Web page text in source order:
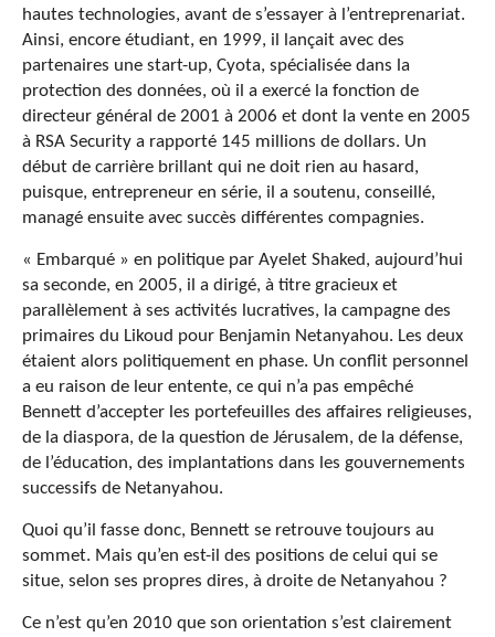
hautes technologies, avant de s’essayer à l’entreprenariat.
Ainsi, encore étudiant, en 1999, il lançait avec des
partenaires une start-up, Cyota, spécialisée dans la
protection des données, où il a exercé la fonction de
directeur général de 2001 à 2006 et dont la vente en 2005
à RSA Security a rapporté 145 millions de dollars. Un
début de carrière brillant qui ne doit rien au hasard,
puisque, entrepreneur en série, il a soutenu, conseillé,
managé ensuite avec succès différentes compagnies.
« Embarqué » en politique par Ayelet Shaked, aujourd’hui
sa seconde, en 2005, il a dirigé, à titre gracieux et
parallèlement à ses activités lucratives, la campagne des
primaires du Likoud pour Benjamin Netanyahou. Les deux
étaient alors politiquement en phase. Un conflit personnel
a eu raison de leur entente, ce qui n’a pas empêché
Bennett d’accepter les portefeuilles des affaires religieuses,
de la diaspora, de la question de Jérusalem, de la défense,
de l’éducation, des implantations dans les gouvernements
successifs de Netanyahou.
Quoi qu’il fasse donc, Bennett se retrouve toujours au
sommet. Mais qu’en est-il des positions de celui qui se
situe, selon ses propres dires, à droite de Netanyahou ?
Ce n’est qu’en 2010 que son orientation s’est clairement